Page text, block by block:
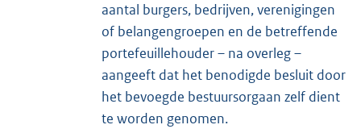
aantal burgers, bedrijven, verenigingen
of belangengroepen en de betreffende
portefeuillehouder – na overleg –
aangeeft dat het benodigde besluit door
het bevoegde bestuursorgaan zelf dient
te worden genomen.